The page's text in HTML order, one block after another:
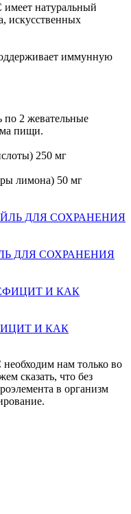
имеет натуральный
искусственных
иммунную
по 2 жевательные
пищи.
250 мг
лимона) 50 мг
ДЛЯ СОХРАНЕНИЯ
И КАК
нам только во
сказать, что без
в организм